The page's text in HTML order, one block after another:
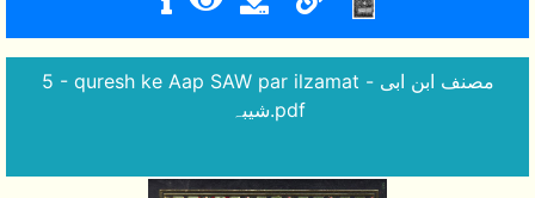
5 - quresh ke Aap SAW par ilzamat - مصنف ابن ابی
شیبہ.pdf